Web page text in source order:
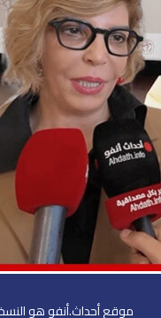
موقع أحداث.أنفو هو